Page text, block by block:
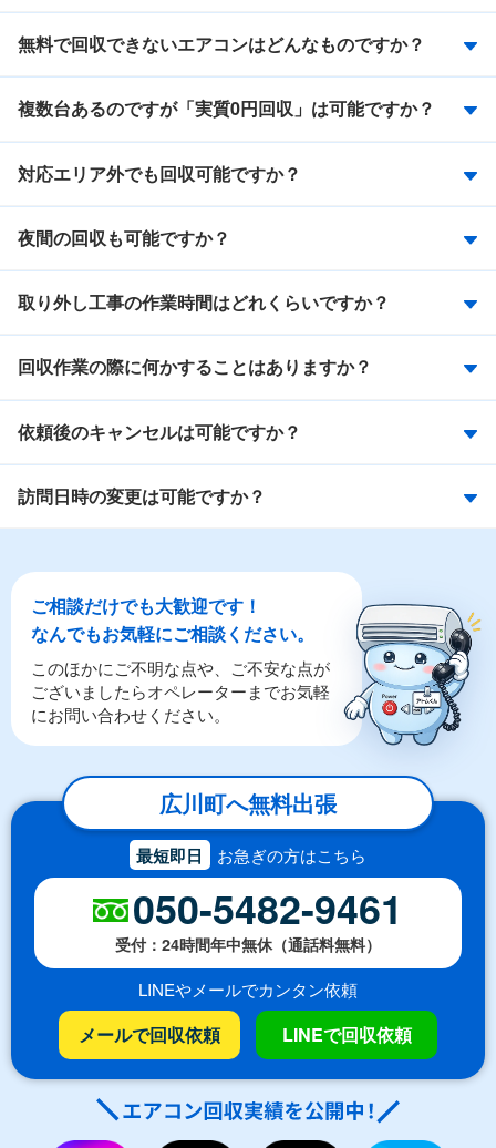
無料で回収できないエアコンはどんなものですか？
複数台あるのですが「実質0円回収」は可能ですか？
対応エリア外でも回収可能ですか？
夜間の回収も可能ですか？
取り外し工事の作業時間はどれくらいですか？
回収作業の際に何かすることはありますか？
依頼後のキャンセルは可能ですか？
訪問日時の変更は可能ですか？
ご相談だけでも大歓迎です！
なんでもお気軽にご相談ください。
このほかにご不明な点や、ご不安な点が
ございましたらオペレーターまでお気軽
にお問い合わせください。
広川町へ無料出張
最短即日 お急ぎの方はこちら
050-5482-9461
受付：24時間年中無休（通話料無料）
LINEやメールでカンタン依頼
メールで回収依頼 LINEで回収依頼